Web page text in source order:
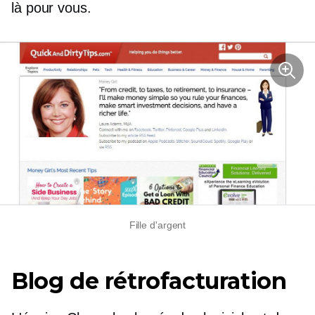
là pour vous.
Fille d'argent
Blog de rétrofacturation